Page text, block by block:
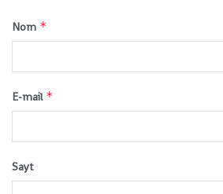
Nom *
E-mail *
Sayt